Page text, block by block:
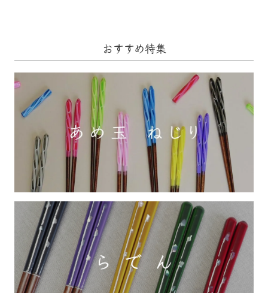
おすすめ特集